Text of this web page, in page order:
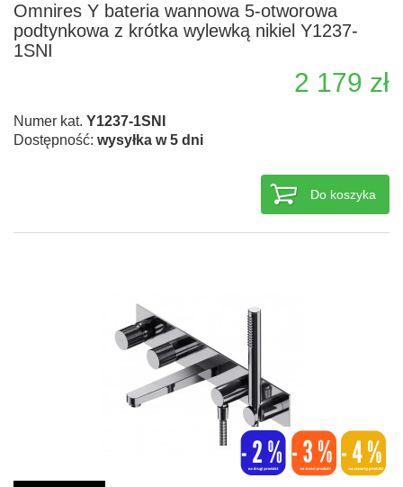
Omnires Y bateria wannowa 5-otworowa
podtynkowa z krótka wylewką nikiel Y1237-
1SNI
2 179 zł
Numer kat. Y1237-1SNI
Dostępność: wysyłka w 5 dni
Do koszyka